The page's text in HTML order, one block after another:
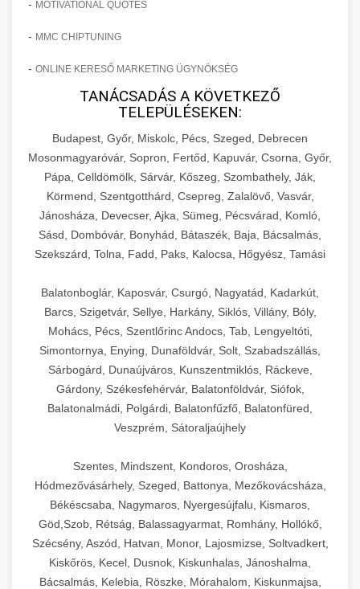
- MOTIVATIONAL QUOTES
- MMC CHIPTUNING
- ONLINE KERESŐ MARKETING ÜGYNÖKSÉG
TANÁCSADÁS A KÖVETKEZŐ
TELEPÜLÉSEKEN:
Budapest, Győr, Miskolc, Pécs, Szeged, Debrecen
Mosonmagyaróvár, Sopron, Fertőd, Kapuvár, Csorna, Győr,
Pápa, Celldömölk, Sárvár, Kőszeg, Szombathely, Ják,
Körmend, Szentgotthárd, Csepreg, Zalalövő, Vasvár,
Jánosháza, Devecser, Ajka, Sümeg, Pécsvárad, Komló,
Sásd, Dombóvár, Bonyhád, Bátaszék, Baja, Bácsalmás,
Szekszárd, Tolna, Fadd, Paks, Kalocsa, Hőgyész, Tamási
Balatonboglár, Kaposvár, Csurgó, Nagyatád, Kadarkút,
Barcs, Szigetvár, Sellye, Harkány, Siklós, Villány, Bóly,
Mohács, Pécs, Szentlőrinc Andocs, Tab, Lengyeltóti,
Simontornya, Enying, Dunaföldvár, Solt, Szabadszállás,
Sárbogárd, Dunaújváros, Kunszentmiklós, Ráckeve,
Gárdony, Székesfehérvár, Balatonföldvár, Siófok,
Balatonalmádi, Polgárdi, Balatonfűzfő, Balatonfüred,
Veszprém, Sátoraljaújhely
Szentes, Mindszent, Kondoros, Orosháza,
Hódmezővásárhely, Szeged, Battonya, Mezőkovácsháza,
Békéscsaba, Nagymaros, Nyergesújfalu, Kismaros,
Göd,Szob, Rétság, Balassagyarmat, Romhány, Hollókő,
Szécsény, Aszód, Hatvan, Monor, Lajosmizse, Soltvadkert,
Kiskőrös, Kecel, Dusnok, Kiskunhalas, Jánoshalma,
Bácsalmás, Kelebia, Röszke, Mórahalom, Kiskunmajsa,